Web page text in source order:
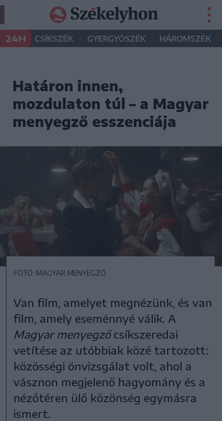
24H CSÍKSZÉK • GYERGYÓSZÉK • HÁROMSZÉK •
Határon innen,
mozdulaton túl – a Magyar
menyegző esszenciája
FOTÓ: MAGYAR MENYEGZŐ
Van film, amelyet megnézünk, és van
film, amely eseménnyé válik. A
Magyar menyegzőcsíkszeredai
vetítése az utóbbiak közé tartozott:
közösségi önvizsgálat volt, ahol a
vásznon megjelenő hagyomány és a
nézőtéren ülő közönség egymásra
ismert.